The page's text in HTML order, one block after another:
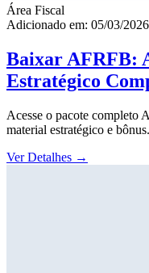
Área Fiscal
Adicionado em: 05/03/2026
Baixar AFRFB:
Estratégico
Acesse o pacote completo
material estratégico e
Ver Detalhes →